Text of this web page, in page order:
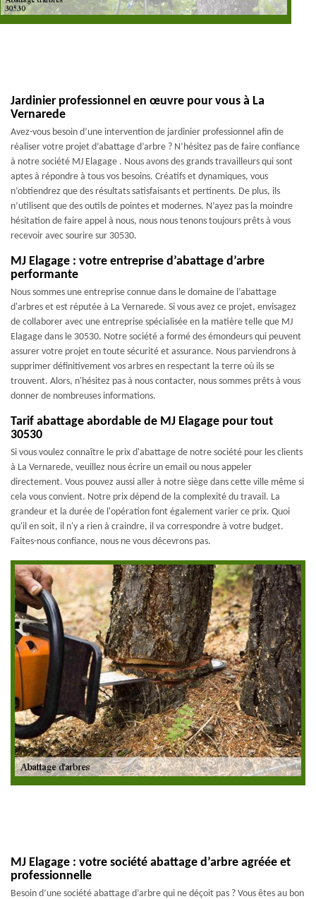
Jardinier professionnel en œuvre pour vous à La
Vernarede
Avez-vous besoin d’une intervention de jardinier professionnel afin de
réaliser votre projet d’abattage d’arbre ? N’hésitez pas de faire confiance
à notre société MJ Elagage . Nous avons des grands travailleurs qui sont
aptes à répondre à tous vos besoins. Créatifs et dynamiques, vous
n’obtiendrez que des résultats satisfaisants et pertinents. De plus, ils
n’utilisent que des outils de pointes et modernes. N’ayez pas la moindre
hésitation de faire appel à nous, nous nous tenons toujours prêts à vous
recevoir avec sourire sur 30530.
MJ Elagage : votre entreprise d’abattage d’arbre
performante
Nous sommes une entreprise connue dans le domaine de l’abattage
d'arbres et est réputée à La Vernarede. Si vous avez ce projet, envisagez
de collaborer avec une entreprise spécialisée en la matière telle que MJ
Elagage dans le 30530. Notre société a formé des émondeurs qui peuvent
assurer votre projet en toute sécurité et assurance. Nous parviendrons à
supprimer définitivement vos arbres en respectant la terre où ils se
trouvent. Alors, n'hésitez pas à nous contacter, nous sommes prêts à vous
donner de nombreuses informations.
Tarif abattage abordable de MJ Elagage pour tout
30530
Si vous voulez connaître le prix d'abattage de notre société pour les clients
à La Vernarede, veuillez nous écrire un email ou nous appeler
directement. Vous pouvez aussi aller à notre siège dans cette ville même si
cela vous convient. Notre prix dépend de la complexité du travail. La
grandeur et la durée de l'opération font également varier ce prix. Quoi
qu'il en soit, il n'y a rien à craindre, il va correspondre à votre budget.
Faites-nous confiance, nous ne vous décevrons pas.
MJ Elagage : votre société abattage d’arbre agréée et
professionnelle
Besoin d’une société abattage d’arbre qui ne déçoit pas ? Vous êtes au bon